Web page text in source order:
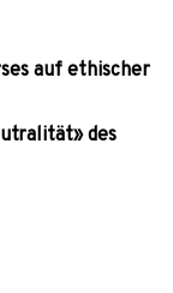
auf ethischer
des